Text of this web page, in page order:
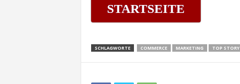
STARTSEITE
SCHLAGWORTE COMMERCE MARKETING TOP STORY